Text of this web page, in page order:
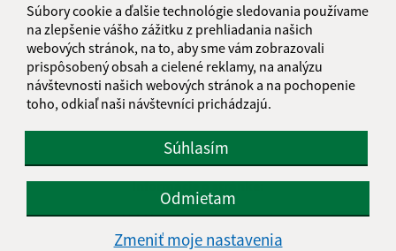
Súbory cookie a ďalšie technológie sledovania používame
na zlepšenie vášho zážitku z prehliadania našich
webových stránok, na to, aby sme vám zobrazovali
prispôsobený obsah a cielené reklamy, na analýzu
návštevnosti našich webových stránok a na pochopenie
toho, odkiaľ naši návštevníci prichádzajú.
Súhlasím
Odmietam
Zmeniť moje nastavenia
Informácie o stránke:
Vyhlásenie o prístupnosti
Autorské práva